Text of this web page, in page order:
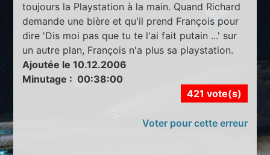
toujours la Playstation à la main. Quand Richard
demande une bière et qu'il prend François pour
dire 'Dis moi pas que tu te l'ai fait putain ...' sur
un autre plan, François n'a plus sa playstation.
Ajoutée le 10.12.2006
Minutage : 00:38:00
421 vote(s)
Voter pour cette erreur